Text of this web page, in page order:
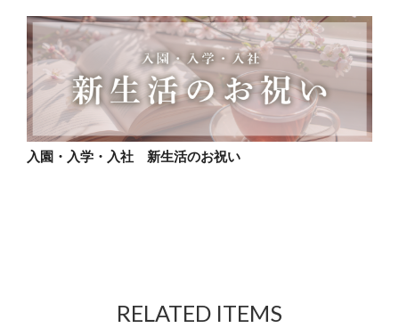
入園・入学・入社 新生活のお祝い
RELATED ITEMS